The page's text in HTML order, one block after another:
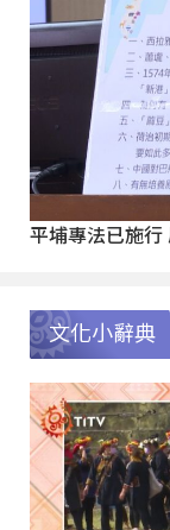
平埔專法已施
文化小辭典